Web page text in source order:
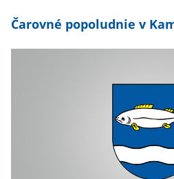
Čarovné popoludnie v